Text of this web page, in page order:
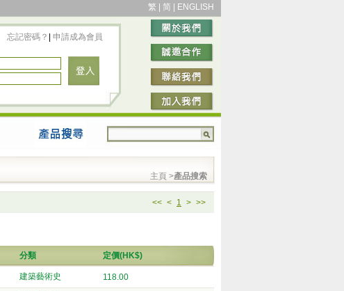
繁 简 ENGLISH
忘記密碼？ 申請成為會員
主頁 >產品搜索
<< < 1 > >>
分類 定價(HK$)
建築藝術史 118.00